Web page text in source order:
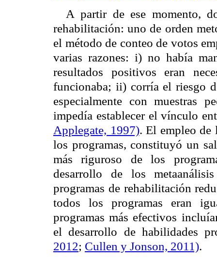
A partir de ese momento,
rehabilitación: uno de orden
el método de conteo de votos
varias razones: i) no había
resultados positivos eran
funcionaba; ii) corría el riesgo
especialmente con muestras
impedía establecer el vínculo
Applegate, 1997). El empleo de
los programas, constituyó un
más riguroso de los
desarrollo de los
programas de rehabilitación
todos los programas eran
programas más efectivos
el desarrollo de habilidades
2012; Cullen y Jonson, 2011).